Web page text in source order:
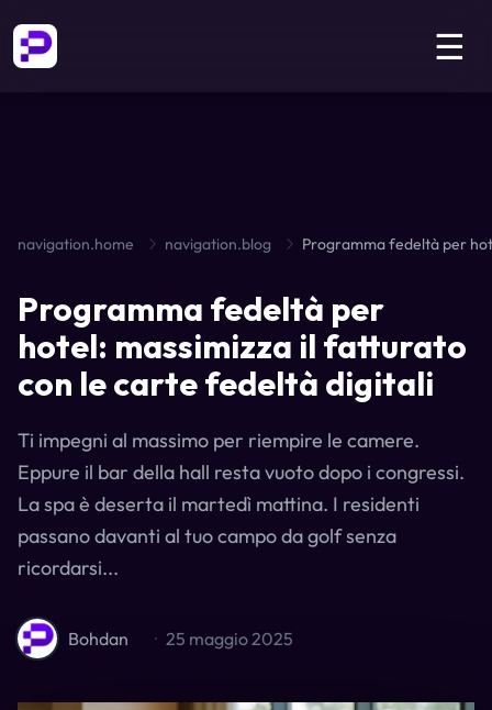
☰
navigation.home navigation.blog
Programma fedeltà per
hotel: massimizza il fatturato
con le carte fedeltà digitali
Ti impegni al massimo per riempire le camere.
Eppure il bar della hall resta vuoto dopo i congressi.
La spa è deserta il martedì mattina. I residenti
passano davanti al tuo campo da golf senza
ricordarsi...
Bohdan · 25 maggio 2025